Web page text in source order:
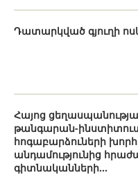
Դատարկված գյուղի
Հայոց
թանգարան-
հոգաբարձուների
անդամությունից
գիտնականների...